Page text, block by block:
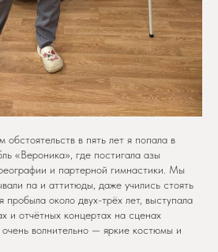
в пять лет я попала в
«Вероника», где постигала азы
и партерной гимнастики. Мы
па и аттитюды, даже учились стоять
пробыла около двух-трёх лет, выступала
и отчётных концертах на сценах
волнительно — яркие костюмы и